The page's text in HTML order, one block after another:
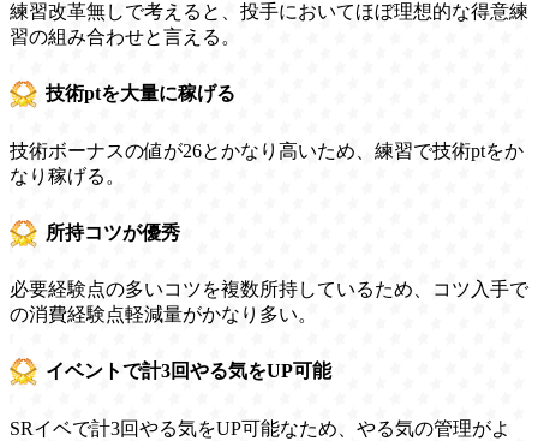
練習改革無しで考えると、投手においてほぼ理想的な得意練
習の組み合わせと言える。
技術ptを大量に稼げる
技術ボーナスの値が26とかなり高いため、練習で技術ptをか
なり稼げる。
所持コツが優秀
必要経験点の多いコツを複数所持しているため、コツ入手で
の消費経験点軽減量がかなり多い。
イベントで計3回やる気をUP可能
SRイベで計3回やる気をUP可能なため、やる気の管理がよ